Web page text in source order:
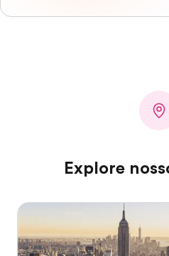
Explore